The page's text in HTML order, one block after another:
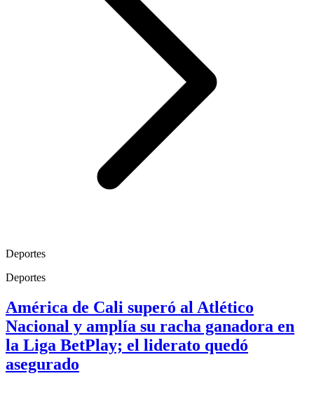
Deportes
Deportes
América de Cali superó al Atlético
Nacional y amplía su racha ganadora en
la Liga BetPlay; el liderato quedó
asegurado